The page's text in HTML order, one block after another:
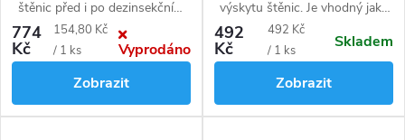
štěnic před i po dezinsekčním
zásahu. Umožňuje monitorovat
výskyt štěnic v jednotlivých
pokojích, a je tak efektivním
nástrojem ke stanovení potřeby
dezinsekčního zásahu pomocí
insekticidů nebo jeho
774
Kč
Měrná
cena:
154,80 Kč
/ 1 ks
Vyprodáno
Zobrazit
výskytu štěnic. Je vhodný jako
nástroj detekce štěnic před i po
dezinsekci. Je určen nejen pro
profesionální uživatele k ověření
účinnosti zásahu, ale i pro
neprofesionály pro potvrzení
důkazu přítomnosti štěnic.
492
Kč
Měrná
cena:
492 Kč
/ 1 ks
Skladem
Zobrazit